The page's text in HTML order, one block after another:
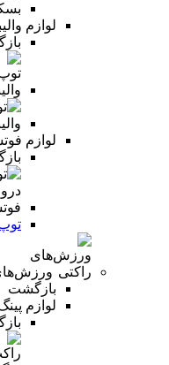
لوازم
لوازم
بازگشت
لوازم